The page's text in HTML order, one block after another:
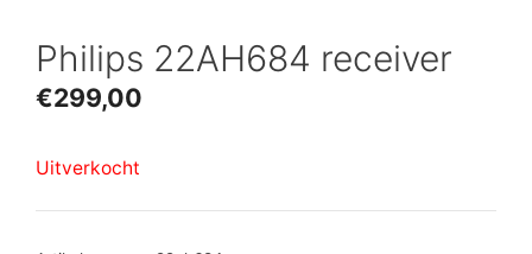
Philips 22AH684 receiver
€299,00
Uitverkocht